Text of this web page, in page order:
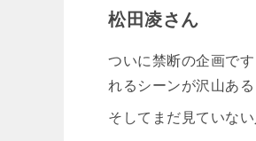
松田凌さん
ついに禁断の企画で
れるシーンが沢山あ
そしてまだ見ていな